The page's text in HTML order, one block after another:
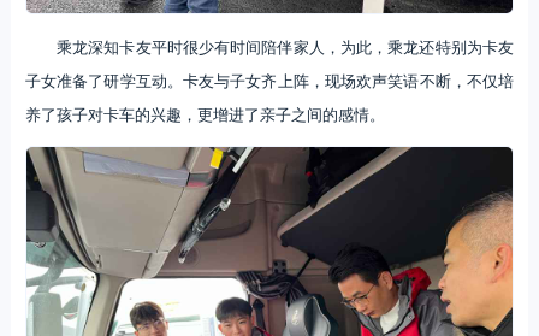
乘龙深知卡友平时很少有时间陪伴家人，为此，乘龙还特别为卡友
子女准备了研学互动。卡友与子女齐上阵，现场欢声笑语不断，不仅培
养了孩子对卡车的兴趣，更增进了亲子之间的感情。